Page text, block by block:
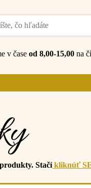
v časeod 8,00-15,00 na
Stačíkliknúť